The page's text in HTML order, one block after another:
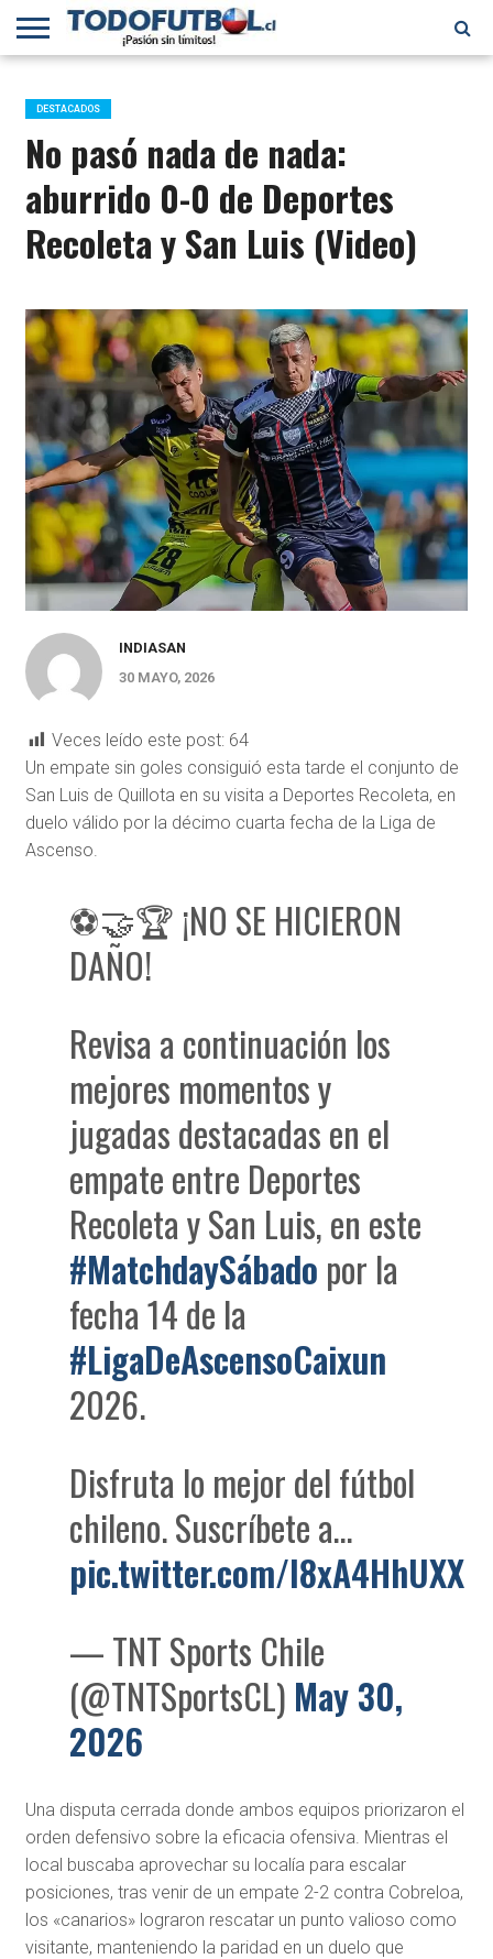
PRIMERA
B
SELECCIÓN
CHILENA
CHILENOS
EN EL
MUNDO
FÚTBOL
INTERNACIONAL
DESTACADOS
No pasó nada de nada:
aburrido 0-0 de Deportes
Recoleta y San Luis (Video)
INDIASAN
30 MAYO, 2026
Veces leído este post: 64
Un empate sin goles consiguió esta tarde el conjunto de
San Luis de Quillota en su visita a Deportes Recoleta, en
duelo válido por la décimo cuarta fecha de la Liga de
Ascenso.
⚽🤝🏆 ¡NO SE HICIERON
DAÑO!
Revisa a continuación los
mejores momentos y
jugadas destacadas en el
empate entre Deportes
Recoleta y San Luis, en este
#MatchdaySábado por la
fecha 14 de la
#LigaDeAscensoCaixun
2026.
Disfruta lo mejor del fútbol
chileno. Suscríbete a…
pic.twitter.com/I8xA4HhUXX
— TNT Sports Chile
(@TNTSportsCL) May 30,
2026
Una disputa cerrada donde ambos equipos priorizaron el
orden defensivo sobre la eficacia ofensiva. Mientras el
local buscaba aprovechar su localía para escalar
posiciones, tras venir de un empate 2-2 contra Cobreloa,
los «canarios» lograron rescatar un punto valioso como
visitante, manteniendo la paridad en un duelo que